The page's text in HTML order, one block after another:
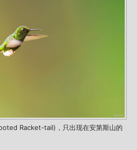
Racket-tail)，只出现在安第斯山的